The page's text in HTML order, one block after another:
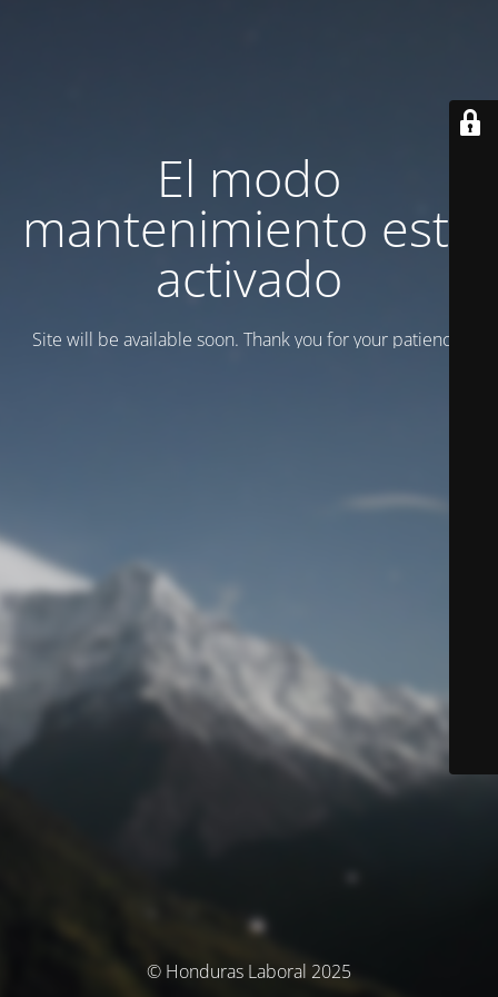
El modo
mantenimiento está
activado
Site will be available soon. Thank you for your patience!
© Honduras Laboral 2025